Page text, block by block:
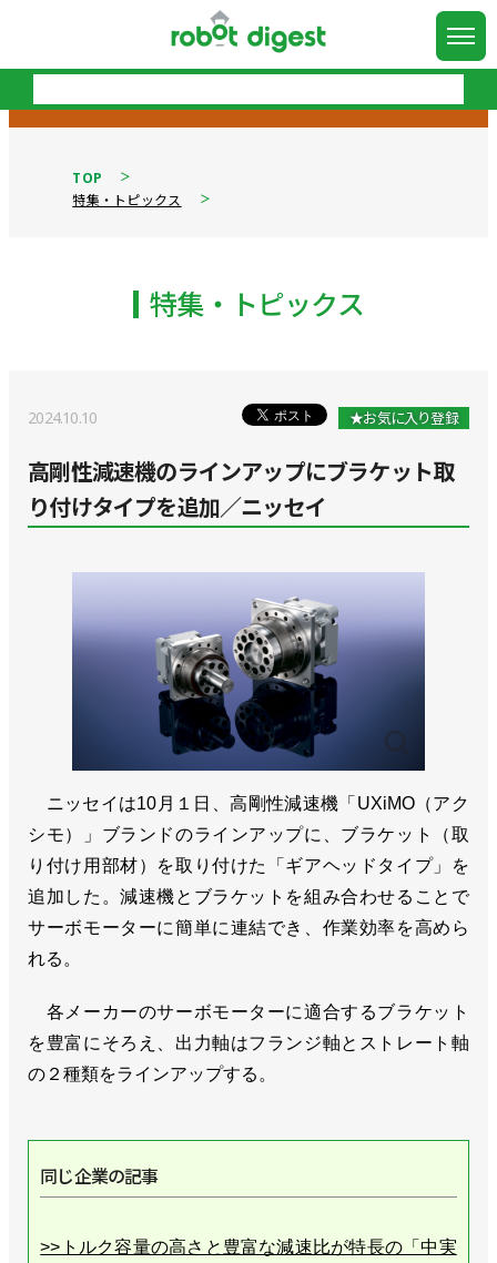
TOP
特集・トピックス
特集・トピックス
2024.10.10 ★お気に入り登録
高剛性減速機のラインアップにブラケット取
り付けタイプを追加／ニッセイ
ニッセイは10月１日、高剛性減速機「UXiMO（アク
シモ）」ブランドのラインアップに、ブラケット（取
り付け用部材）を取り付けた「ギアヘッドタイプ」を
追加した。減速機とブラケットを組み合わせることで
サーボモーターに簡単に連結でき、作業効率を高めら
れる。
各メーカーのサーボモーターに適合するブラケット
を豊富にそろえ、出力軸はフランジ軸とストレート軸
の２種類をラインアップする。
同じ企業の記事
>>トルク容量の高さと豊富な減速比が特長の「中実